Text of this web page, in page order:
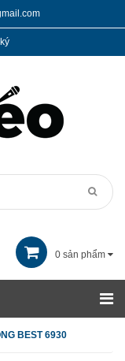
0 sản phẩm
BEST 6930